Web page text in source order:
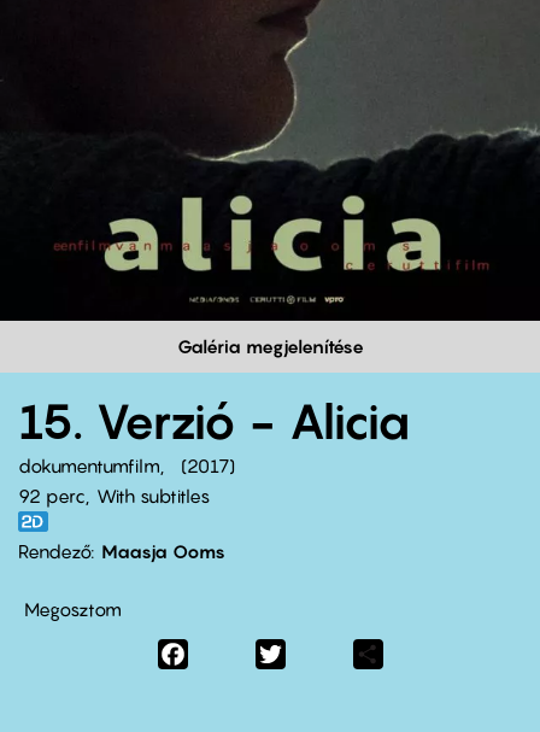
Galéria megjelenítése
15. Verzió - Alicia
dokumentumfilm
2017
92 perc,
With subtitles
Rendező Maasja Ooms
Megosztom
Facebook